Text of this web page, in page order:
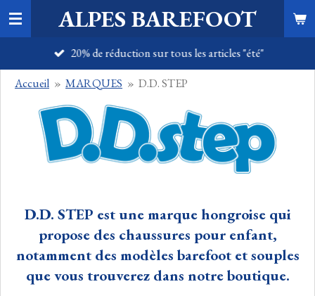
Passer
au
principal
ALPES BAREFOOT
20% de réduction sur tous les articles "été"
Accueil » MARQUES » D.D. STEP
D.D. STEP est une marque hongroise qui
propose des chaussures pour enfant,
notamment des modèles barefoot et souples
que vous trouverez dans notre boutique.